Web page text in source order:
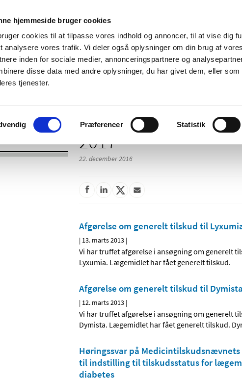
hjemmeside bruger cookies
cookies til at tilpasse vores indhold og annoncer, til at vise dig
analysere vores trafik. Vi deler også oplysninger om din brug af
inden for sociale medier, annonceringspartnere og
disse data med andre oplysninger, du har givet dem, eller
tjenester.
Præferencer Statistik
Nyheder Om
og
Bivirkninger og
produktinformation
Tilskud og
Apoteker
2017
22. december 2016
Afgørelse om generelt tilskud til
| 13. marts 2013 |
Vi har truffet afgørelse i ansøgning om generelt
Lyxumia. Lægemidlet har fået generelt tilskud.
Afgørelse om generelt tilskud til Dymista
| 12. marts 2013 |
Vi har truffet afgørelse i ansøgning om generelt
Dymista. Lægemidlet har fået generelt tilskud.
Høringssvar på Medicintilskuds­nævnets
til indstilling til tilskudsstatus for
diabetes